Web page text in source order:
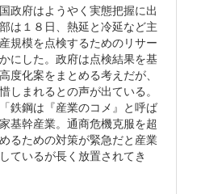
政府はようやく実態把握に出
は１８日、熱延と冷延など主
規模を点検するためのリサー
にした。政府は点検結果を基
度化案をまとめる考えだが、
しまれるとの声が出ている。
鉄鋼は『産業のコメ』と呼ば
基幹産業。通商危機克服を超
るための対策が緊急だと産業
ているが長く放置されてき